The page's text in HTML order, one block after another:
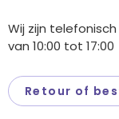
Wij zijn
van 10:00 tot 17:00
Retour of